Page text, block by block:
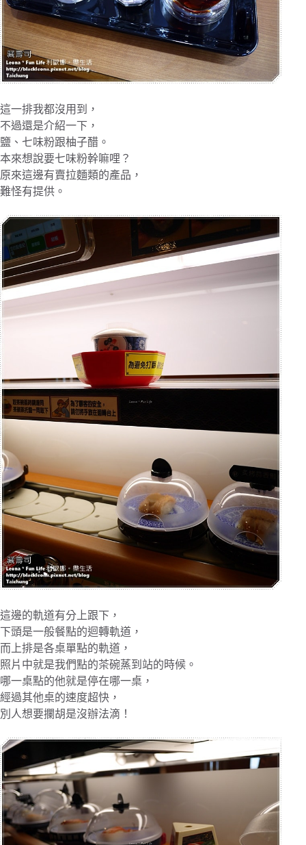
這一排我都沒用到，
不過還是介紹一下，
鹽、七味粉跟柚子醋。
本來想說要七味粉幹嘛哩？
原來這邊有賣拉麵類的產品，
難怪有提供。
這邊的軌道有分上跟下，
下頭是一般餐點的迴轉軌道，
而上排是各桌單點的軌道，
照片中就是我們點的茶碗蒸到站的時候。
哪一桌點的他就是停在哪一桌，
經過其他桌的速度超快，
別人想要攔胡是沒辦法滴！